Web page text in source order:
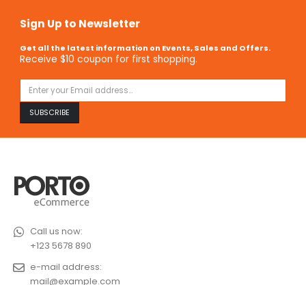
Sign Up to Newsletter
Get all the latest information on Events, Sales and Offers.
Receive $10 coupon for first shopping.
Call us now:
+123 5678 890
e-mail address:
mail@example.com